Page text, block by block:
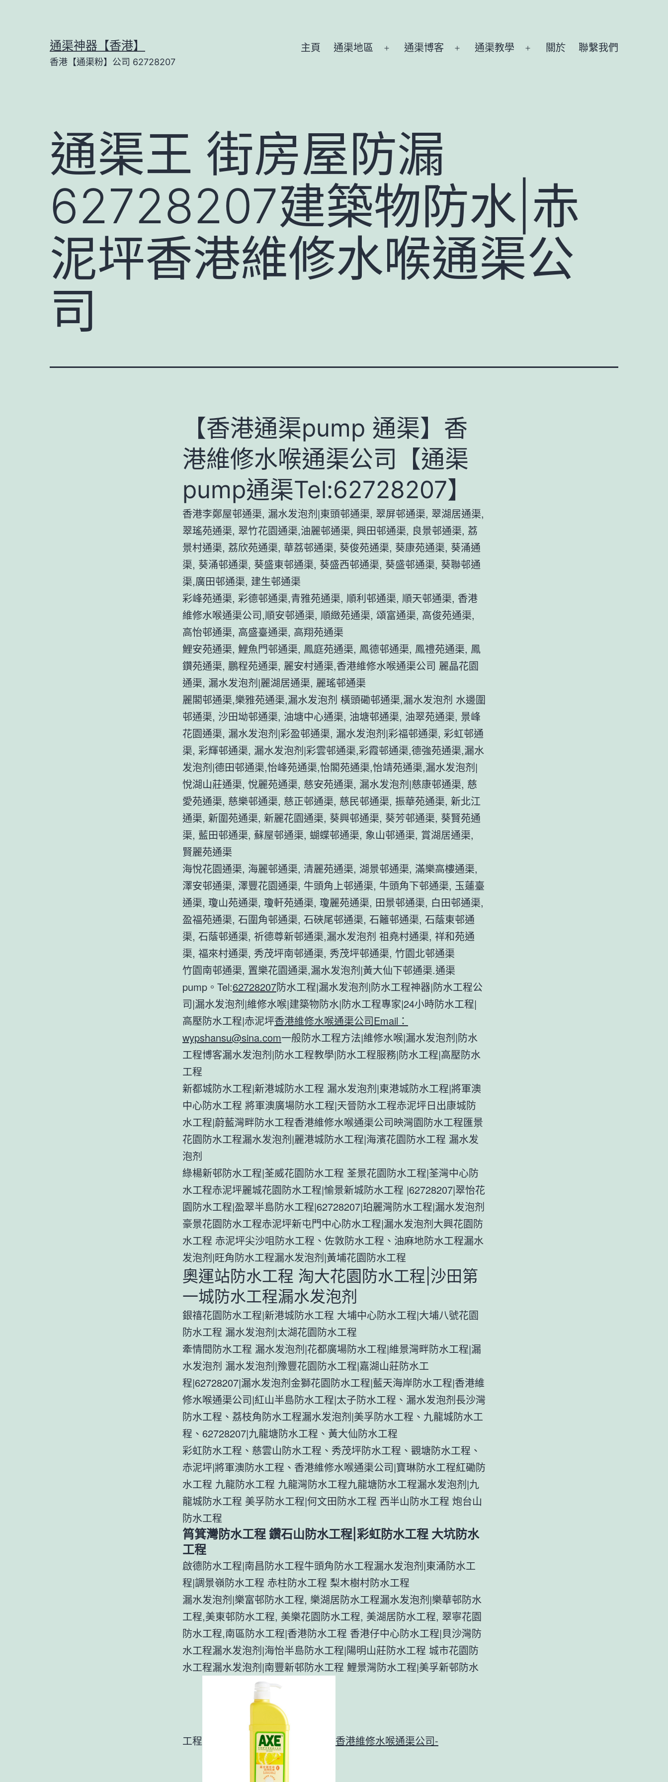
通渠神器【香港】
香港【通渠粉】公司 62728207
主頁 通渠地區
Open通渠博客
Open通渠教學
Open關於 聯繫我們
通渠王 街房屋防漏
62728207建築物防水|赤
泥坪香港維修水喉通渠公
司
【香港通渠pump 通渠】香
港維修水喉通渠公司【通渠
pump通渠Tel:62728207】
香港李鄭屋邨通渠, 漏水发泡剂|東頭邨通渠, 翠屏邨通渠, 翠湖居通渠,
翠瑤苑通渠, 翠竹花園通渠,油麗邨通渠, 興田邨通渠, 良景邨通渠, 荔
景村通渠, 荔欣苑通渠, 華荔邨通渠, 葵俊苑通渠, 葵康苑通渠, 葵涌通
渠, 葵涌邨通渠, 葵盛東邨通渠, 葵盛西邨通渠, 葵盛邨通渠, 葵聯邨通
渠,廣田邨通渠, 建生邨通渠
彩峰苑通渠, 彩德邨通渠,青雅苑通渠, 順利邨通渠, 順天邨通渠, 香港
維修水喉通渠公司,順安邨通渠, 順緻苑通渠, 頌富通渠, 高俊苑通渠,
高怡邨通渠, 高盛臺通渠, 高翔苑通渠
鯉安苑通渠, 鯉魚門邨通渠, 鳳庭苑通渠, 鳳德邨通渠, 鳳禮苑通渠, 鳳
鑽苑通渠, 鵬程苑通渠, 麗安村通渠,香港維修水喉通渠公司 麗晶花園
通渠, 漏水发泡剂|麗湖居通渠, 麗瑤邨通渠
麗閣邨通渠,樂雅苑通渠,漏水发泡剂 橫頭磡邨通渠,漏水发泡剂 水邊圍
邨通渠, 沙田坳邨通渠, 油塘中心通渠, 油塘邨通渠, 油翠苑通渠, 景峰
花園通渠, 漏水发泡剂|彩盈邨通渠, 漏水发泡剂|彩福邨通渠, 彩虹邨通
渠, 彩輝邨通渠, 漏水发泡剂|彩雲邨通渠,彩霞邨通渠,德強苑通渠,漏水
发泡剂|德田邨通渠,怡峰苑通渠,怡閣苑通渠,怡靖苑通渠,漏水发泡剂|
悅湖山莊通渠, 悅麗苑通渠, 慈安苑通渠, 漏水发泡剂|慈康邨通渠, 慈
愛苑通渠, 慈樂邨通渠, 慈正邨通渠, 慈民邨通渠, 振華苑通渠, 新北江
通渠, 新圍苑通渠, 新麗花園通渠, 葵興邨通渠, 葵芳邨通渠, 葵賢苑通
渠, 藍田邨通渠, 蘇屋邨通渠, 蝴蝶邨通渠, 象山邨通渠, 賞湖居通渠,
賢麗苑通渠
海悅花園通渠, 海麗邨通渠, 清麗苑通渠, 湖景邨通渠, 滿樂高樓通渠,
澤安邨通渠, 澤豐花園通渠, 牛頭角上邨通渠, 牛頭角下邨通渠, 玉蓮臺
通渠, 瓊山苑通渠, 瓊軒苑通渠, 瓊麗苑通渠, 田景邨通渠, 白田邨通渠,
盈福苑通渠, 石圍角邨通渠, 石硤尾邨通渠, 石籬邨通渠, 石蔭東邨通
渠, 石蔭邨通渠, 祈德尊新邨通渠,漏水发泡剂 祖堯村通渠, 祥和苑通
渠, 福來村通渠, 秀茂坪南邨通渠, 秀茂坪邨通渠, 竹園北邨通渠
竹園南邨通渠, 置樂花園通渠,漏水发泡剂|黃大仙下邨通渠.通渠
pump。Tel:62728207防水工程|漏水发泡剂|防水工程神器|防水工程公
司|漏水发泡剂|維修水喉|建築物防水|防水工程專家|24小時防水工程|
高壓防水工程|赤泥坪香港維修水喉通渠公司Email：
wypshansu@sina.com一般防水工程方法|維修水喉|漏水发泡剂|防水
工程博客漏水发泡剂|防水工程教學|防水工程服務|防水工程|高壓防水
工程
新都城防水工程|新港城防水工程 漏水发泡剂|東港城防水工程|將軍澳
中心防水工程 將軍澳廣場防水工程|天晉防水工程赤泥坪日出康城防
水工程|蔚藍灣畔防水工程香港維修水喉通渠公司映灣園防水工程匯景
花園防水工程漏水发泡剂|麗港城防水工程|海濱花園防水工程 漏水发
泡剂
綠楊新邨防水工程|荃威花園防水工程 荃景花園防水工程|荃灣中心防
水工程赤泥坪麗城花園防水工程|愉景新城防水工程 |62728207|翠怡花
園防水工程|盈翠半島防水工程|62728207|珀麗灣防水工程|漏水发泡剂
豪景花園防水工程赤泥坪新屯門中心防水工程|漏水发泡剂大興花園防
水工程 赤泥坪尖沙咀防水工程、佐敦防水工程、油麻地防水工程漏水
发泡剂|旺角防水工程漏水发泡剂|黃埔花園防水工程
奧運站防水工程 淘大花園防水工程|沙田第
一城防水工程漏水发泡剂
銀禧花園防水工程|新港城防水工程 大埔中心防水工程|大埔八號花園
防水工程 漏水发泡剂|太湖花園防水工程
牽情間防水工程 漏水发泡剂|花都廣場防水工程|維景灣畔防水工程|漏
水发泡剂 漏水发泡剂|豫豐花園防水工程|嘉湖山莊防水工
程|62728207|漏水发泡剂金獅花園防水工程|藍天海岸防水工程|香港維
修水喉通渠公司|紅山半島防水工程|太子防水工程、漏水发泡剂長沙灣
防水工程、荔枝角防水工程漏水发泡剂|美孚防水工程、九龍城防水工
程、62728207|九龍塘防水工程、黃大仙防水工程
彩虹防水工程、慈雲山防水工程、秀茂坪防水工程、觀塘防水工程、
赤泥坪|將軍澳防水工程、香港維修水喉通渠公司|寶琳防水工程紅磡防
水工程 九龍防水工程 九龍灣防水工程九龍塘防水工程漏水发泡剂|九
龍城防水工程 美孚防水工程|何文田防水工程 西半山防水工程 炮台山
防水工程
筲箕灣防水工程 鑽石山防水工程|彩虹防水工程 大坑防水
工程
啟德防水工程|南昌防水工程牛頭角防水工程漏水发泡剂|東涌防水工
程|調景嶺防水工程 赤柱防水工程 梨木樹村防水工程
漏水发泡剂|樂富邨防水工程, 樂湖居防水工程漏水发泡剂|樂華邨防水
工程,美東邨防水工程, 美樂花園防水工程, 美湖居防水工程, 翠寧花園
防水工程,南區防水工程|香港防水工程 香港仔中心防水工程|貝沙灣防
水工程漏水发泡剂|海怡半島防水工程|陽明山莊防水工程 城市花園防
水工程漏水发泡剂|南豐新邨防水工程 鯉景灣防水工程|美孚新邨防水
工程 香港維修水喉通渠公司-